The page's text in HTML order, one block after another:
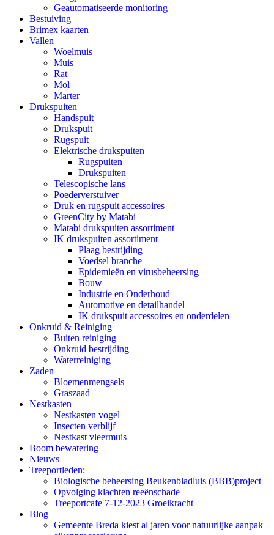
Geautomatiseerde monitoring
Bestuiving
Brimex kaarten
Vallen
Woelmuis
Muis
Rat
Mol
Marter
Drukspuiten
Handspuit
Drukspuit
Rugspuit
Elektrische drukspuiten
Rugspuiten
Drukspuiten
Telescopische lans
Poederverstuiver
Druk en rugspuit accessoires
GreenCity by Matabi
Matabi drukspuiten assortiment
IK drukspuiten assortiment
Plaag bestrijding
Voedsel branche
Epidemieën en virusbeheersing
Bouw
Industrie en Onderhoud
Automotive en detailhandel
IK drukspuit accessoires en onderdelen
Onkruid & Reiniging
Buiten reiniging
Onkruid bestrijding
Waterreiniging
Zaden
Bloemenmengsels
Graszaad
Nestkasten
Nestkasten vogel
Insecten verblijf
Nestkast vleermuis
Boom bewatering
Nieuws
Treeportleden:
Biologische beheersing Beukenbladluis (BBB)project
Opvolging klachten reeënschade
Treeportcafe 7-12-2023 Groeikracht
Blog
Gemeente Breda kiest al jaren voor natuurlijke aanpak